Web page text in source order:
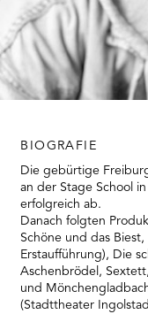
BIOGRAFIE
Die gebürtige
an der Stage School
erfolgreich ab.
Danach folgten
Schöne und das
Erstaufführung), Die
Aschenbrödel,
und
(Stadttheater